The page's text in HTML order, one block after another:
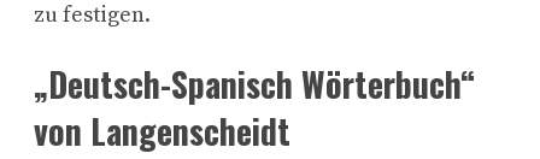
zu festigen.
„Deutsch-Spanisch Wörterbuch“
von Langenscheidt